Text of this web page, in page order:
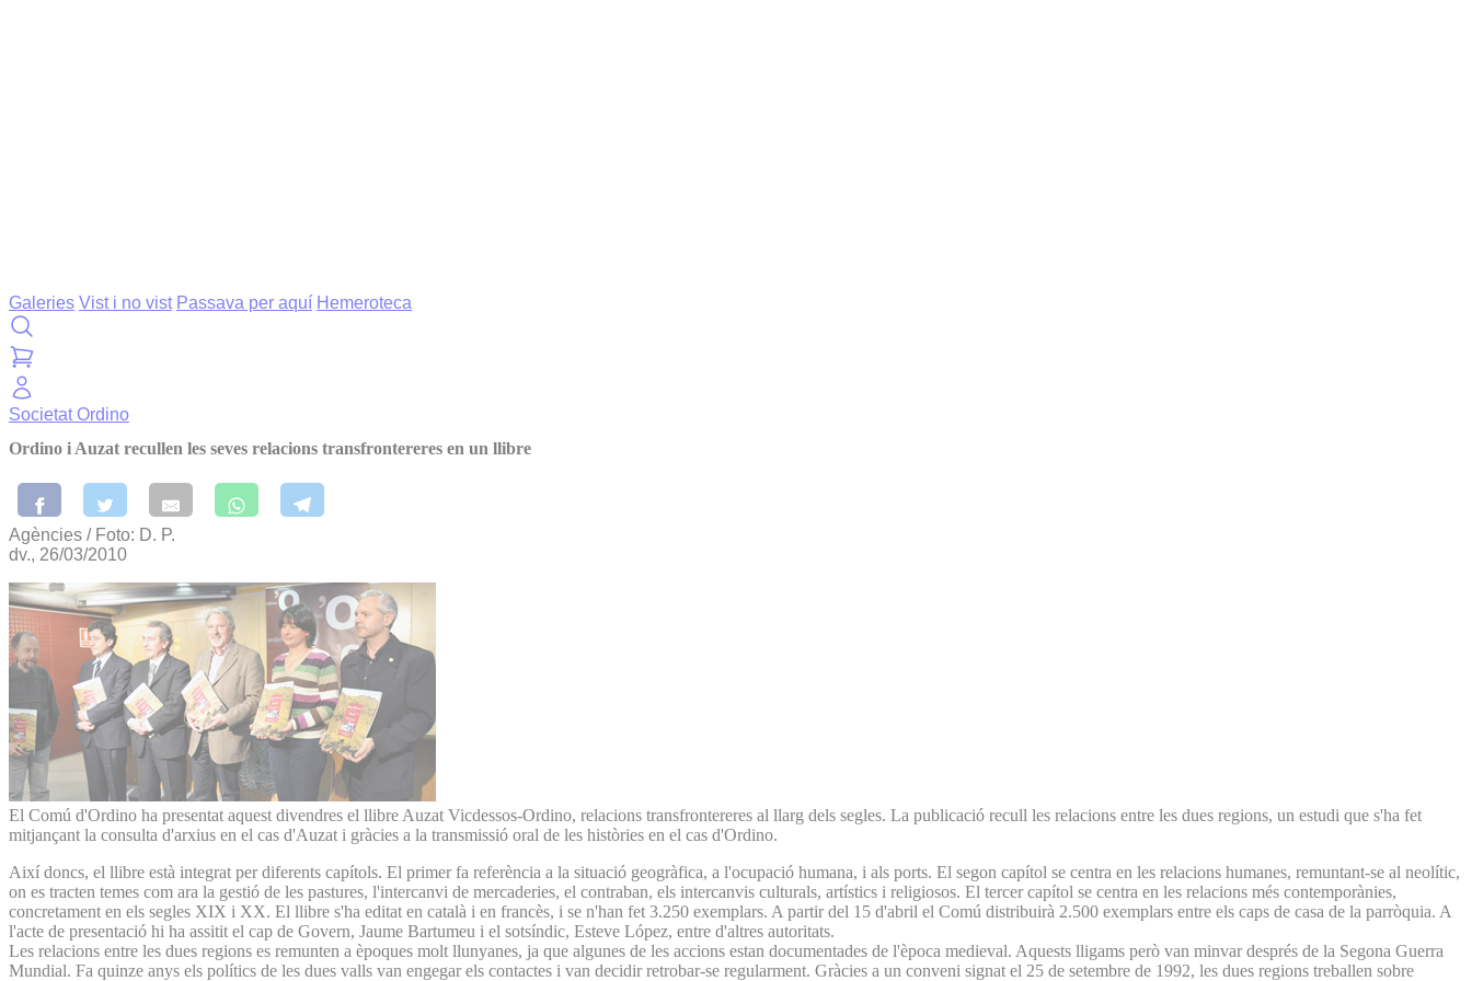
Galeries Vist i no vist Passava per aquí Hemeroteca
SocietatOrdino
Ordino i Auzat recullen les seves relacions transfrontereres en un llibre
Agències / Foto: D. P.
dv., 26/03/2010
El Comú d'Ordino ha presentat aquest divendres el llibre Auzat Vicdessos-Ordino, relacions transfrontereres al llarg dels segles. La publicació recull les relacions entre les dues regions, un estudi que s'ha fet
mitjançant la consulta d'arxius en el cas d'Auzat i gràcies a la transmissió oral de les històries en el cas d'Ordino.
Així doncs, el llibre està integrat per diferents capítols. El primer fa referència a la situació geogràfica, a l'ocupació humana, i als ports. El segon capítol se centra en les relacions humanes, remuntant-se al neolític,
on es tracten temes com ara la gestió de les pastures, l'intercanvi de mercaderies, el contraban, els intercanvis culturals, artístics i religiosos. El tercer capítol se centra en les relacions més contemporànies,
concretament en els segles XIX i XX. El llibre s'ha editat en català i en francès, i se n'han fet 3.250 exemplars. A partir del 15 d'abril el Comú distribuirà 2.500 exemplars entre els caps de casa de la parròquia. A
l'acte de presentació hi ha assitit el cap de Govern, Jaume Bartumeu i el sotsíndic, Esteve López, entre d'altres autoritats.
Les relacions entre les dues regions es remunten a èpoques molt llunyanes, ja que algunes de les accions estan documentades de l'època medieval. Aquests lligams però van minvar després de la Segona Guerra
Mundial. Fa quinze anys els polítics de les dues valls van engegar els contactes i van decidir retrobar-se regularment. Gràcies a un conveni signat el 25 de setembre de 1992, les dues regions treballen sobre